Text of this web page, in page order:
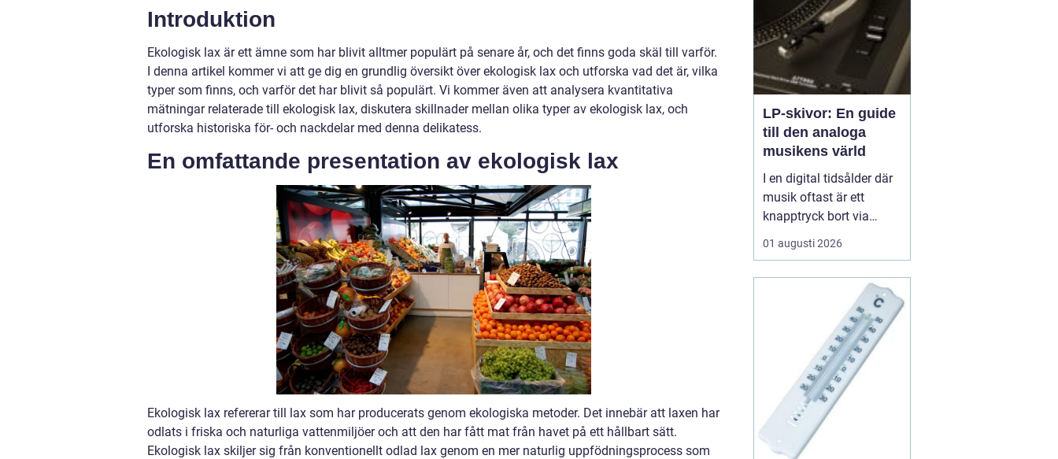
Introduktion
Ekologisk lax är ett ämne som har blivit alltmer populärt på senare år, och det finns goda skäl till varför.
I denna artikel kommer vi att ge dig en grundlig översikt över ekologisk lax och utforska vad det är, vilka
typer som finns, och varför det har blivit så populärt. Vi kommer även att analysera kvantitativa
mätningar relaterade till ekologisk lax, diskutera skillnader mellan olika typer av ekologisk lax, och
utforska historiska för- och nackdelar med denna delikatess.
En omfattande presentation av ekologisk lax
Ekologisk lax refererar till lax som har producerats genom ekologiska metoder. Det innebär att laxen har
odlats i friska och naturliga vattenmiljöer och att den har fått mat från havet på ett hållbart sätt.
Ekologisk lax skiljer sig från konventionellt odlad lax genom en mer naturlig uppfödningsprocess som
LP-skivor: En guide
till den analoga
musikens värld
I en digital tidsålder där
musik oftast är ett
knapptryck bort via
streamingtjänster, finns
det ännu de som väljer
hos LP skivor. Dessa
skivor erbjuder mer än
bara musik; de ger en
taktil och au...
01 augusti 2026